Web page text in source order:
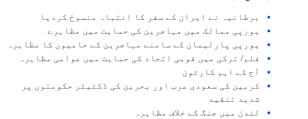
برطانیہ نے ایران کے سفر کا انتباہ منسوخ کردیا
یورپی ممالک میں مہاجرین کی حمایت میں مظاہرے
یورپی پارلیمان کے سامنے مہاجرین کے حامیوں کا مظاہرہ
فلم/ ترکی میں قومی اتحاد کی حمایت میں عوامی مظاہرہ
آج کے اہم کارٹون
کربین کی سعودی عرب اور بحرین کی ڈکٹیٹر حکومتوں پر
شدید تنقید
لندن میں جنگ کے خلاف مظاہرہ